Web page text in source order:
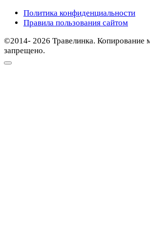
Политика конфиденциальности
Правила пользования сайтом
©2014- 2026 Травелинка. Копирование
запрещено.